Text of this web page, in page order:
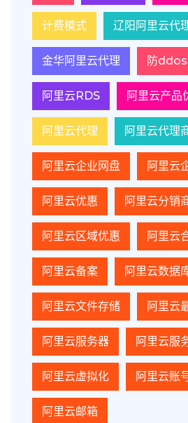
计费模式 辽阳阿里云代
金华阿里云代理 防ddos
阿里云RDS 阿里云产品
阿里云代理 阿里云代理
阿里云企业网盘 阿里云
阿里云优惠 阿里云分销
阿里云区域优惠 阿里云
阿里云备案 阿里云数据
阿里云文件存储 阿里云
阿里云服务器 阿里云服
阿里云虚拟化 阿里云账
阿里云邮箱